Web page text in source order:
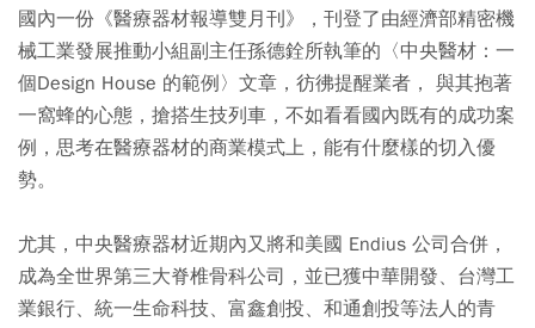
國內一份《醫療器材報導雙月刊》，刊登了由經濟部精密機
械工業發展推動小組副主任孫德銓所執筆的〈中央醫材：一
個Design House 的範例〉文章，彷彿提醒業者， 與其抱著
一窩蜂的心態，搶搭生技列車，不如看看國內既有的成功案
例，思考在醫療器材的商業模式上，能有什麼樣的切入優
勢。
尤其，中央醫療器材近期內又將和美國 Endius 公司合併，
成為全世界第三大脊椎骨科公司，並已獲中華開發、台灣工
業銀行、統一生命科技、富鑫創投、和通創投等法人的青